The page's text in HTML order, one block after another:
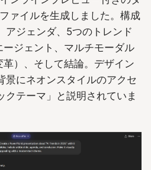
ァイルを生成しました。構成
アジェンダ、5つのトレンド
ージェント、マルチモーダル
）、そして結論。デザイン
景にネオンスタイルのアクセ
クテーマ」と説明されていま